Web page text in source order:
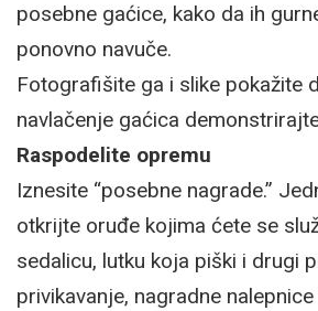
posebne gaćice, kako da ih
ponovno navuče.
Fotografišite ga i slike pokažite
navlačenje gaćica
Raspodelite opremu
Iznesite “posebne nagrade.”
otkrijte oruđe kojima ćete se
sedalicu, lutku koja piški i drugi
privikavanje, nagradne